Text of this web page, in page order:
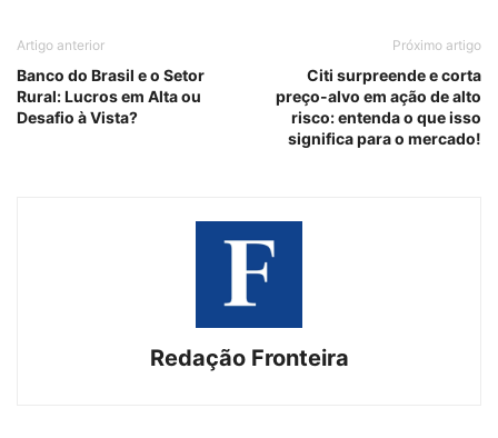
Artigo anterior
Banco do Brasil e o Setor
Rural: Lucros em Alta ou
Desafio à Vista?
Próximo artigo
Citi surpreende e corta
preço-alvo em ação de alto
risco: entenda o que isso
significa para o mercado!
Redação Fronteira